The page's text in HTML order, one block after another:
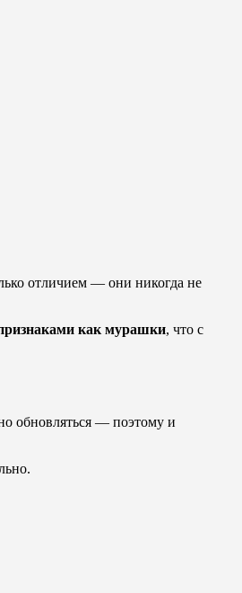
отличием — они никогда не
как мурашки, что с
обновляться — поэтому и